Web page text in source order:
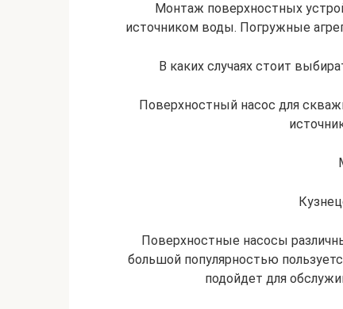
Монтаж поверхностных
источником воды. Погружные
В каких случаях стоит
Поверхностный насос для
Поверхностные насосы
большой популярностью
подойдет для